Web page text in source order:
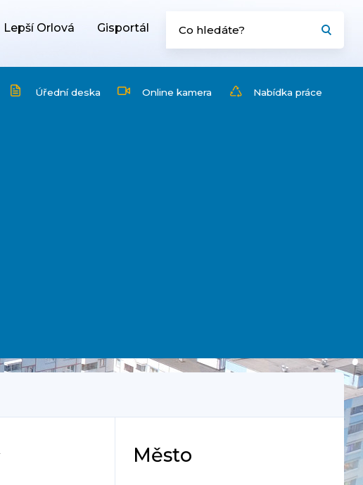
Lepší Orlová Gisportál
Úřední deska Online kamera Nabídka práce
Město